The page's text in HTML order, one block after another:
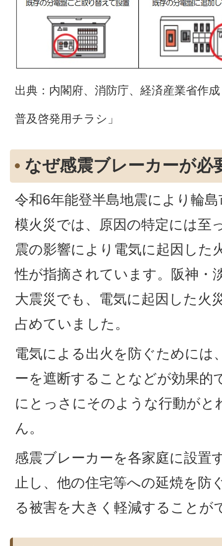
出典：内閣府、消防庁、経済産業省作
普及啓発用チラシ」
なぜ感震ブレーカーが必
令和6年能登半島地震により輪
模火災では、原因の特定には至
震の影響により電気に起因した
性が指摘されています。阪神・
大震災でも、電気に起因した火
占めていました。
電気による出火を防ぐためには
ーを遮断することなどが効果的
にとっさにそのような行動がと
ん。
感震ブレーカーを各家庭に設置
止し、他の住宅等への延焼を防
る被害を大きく軽減することが